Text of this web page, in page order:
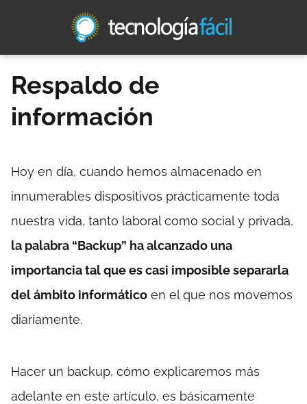
Respaldo de
información
Hoy en día, cuando hemos almacenado en
innumerables dispositivos prácticamente toda
nuestra vida, tanto laboral como social y privada,
la palabra “Backup” ha alcanzado una
importancia tal que es casi imposible separarla
del ámbito informático en el que nos movemos
diariamente.
Hacer un backup, cómo explicaremos más
adelante en este artículo, es básicamente